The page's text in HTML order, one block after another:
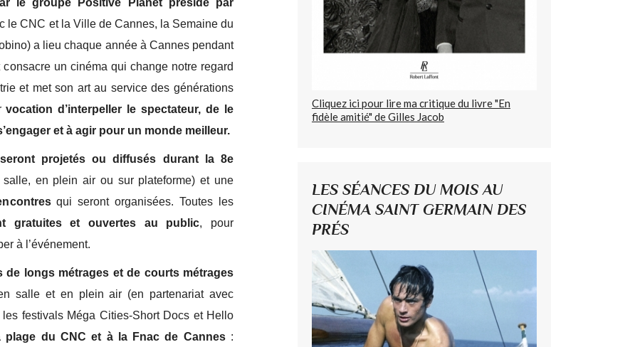
le CNC et la Ville de Cannes, la Semaine du
a lieu chaque année à Cannes pendant
un cinéma qui change notre regard
et met son art au service des générations
vocation d’interpeller le spectateur, de le
et à agir pour un monde meilleur.
projetés ou diffusés durant la 8e
en plein air ou sur plateforme) et une
qui seront organisées. Toutes les
gratuites et ouvertes au public, pour
à l’événement.
de longs métrages et de courts métrages
salle et en plein air (en partenariat avec
festivals Méga Cities-Short Docs et Hello
plage du CNC et à la Fnac de Cannes:
Cliquez ici pour lire ma critique du livre "En
fidèle amitié" de Gilles Jacob
LES SÉANCES DU MOIS AU
CINÉMA SAINT GERMAIN DES
PRÉS